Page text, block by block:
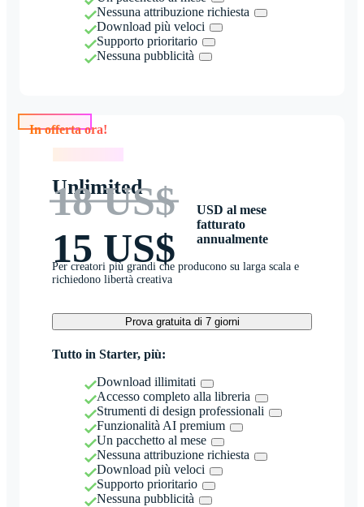
Nessuna attribuzione richiesta
Download più veloci
Supporto prioritario
Nessuna pubblicità
Unlimited
18 US$
15 US$
USD al mese
fatturato
annualmente
Per creatori più grandi che producono su larga scala e
richiedono libertà creativa
Prova gratuita di 7 giorni
Tutto in Starter, più:
Download illimitati
Accesso completo alla libreria
Strumenti di design professionali
Funzionalità AI premium
Un pacchetto al mese
Nessuna attribuzione richiesta
Download più veloci
Supporto prioritario
Nessuna pubblicità